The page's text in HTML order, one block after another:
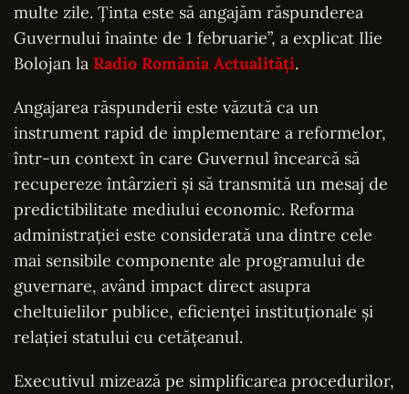
multe zile. Ținta este să angajăm răspunderea
Guvernului înainte de 1 februarie”, a explicat Ilie
Bolojan la Radio România Actualități.
Angajarea răspunderii este văzută ca un
instrument rapid de implementare a reformelor,
într-un context în care Guvernul încearcă să
recupereze întârzieri și să transmită un mesaj de
predictibilitate mediului economic. Reforma
administrației este considerată una dintre cele
mai sensibile componente ale programului de
guvernare, având impact direct asupra
cheltuielilor publice, eficienței instituționale și
relației statului cu cetățeanul.
Executivul mizează pe simplificarea procedurilor,